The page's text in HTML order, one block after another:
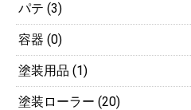
パテ (3)
容器 (0)
塗装用品 (1)
塗装ローラー (20)